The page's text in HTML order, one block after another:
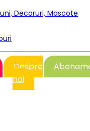
Decoruri, Mascote
Despre
noi